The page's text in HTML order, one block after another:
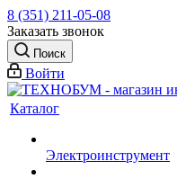
8 (351) 211-05-08
Заказать звонок
Поиск
Войти
Каталог
Электроинструмент